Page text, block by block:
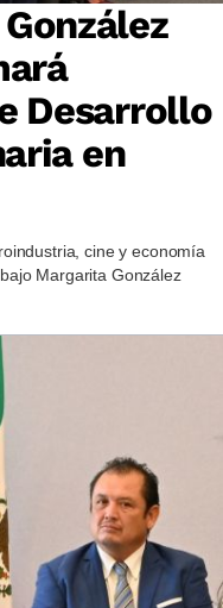
Desarrollo
en
cine y economía
Margarita González